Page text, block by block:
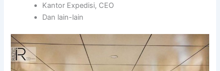
Kantor Expedisi, CEO
Dan lain-lain